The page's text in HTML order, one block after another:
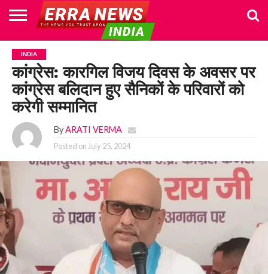
HOME
POLITICS
NEWS
BUSINESS
CULTURE
NATIONAL
SPORTS
LIFESTYLE
TRAVEL
OPINION
BREAKING
NEWS
ENTERTAINMENT
WORLD
CRIME
JOIN
US
INDIA
कांग्रेस: कारगिल विजय दिवस के अवसर पर
कांग्रेस बलिदान हुए सैनिकों के परिवारों को
करेगी सम्मानित
By ARATI VERMA
Posted on July 25, 2024